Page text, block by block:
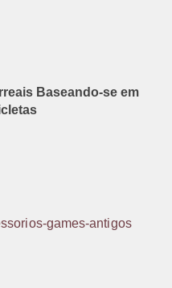
Baseando-se em